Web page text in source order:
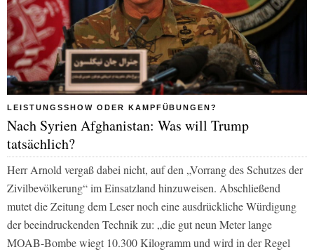
LEISTUNGSSHOW ODER KAMPFÜBUNGEN?
Nach Syrien Afghanistan: Was will Trump
tatsächlich?
Herr Arnold vergaß dabei nicht, auf den „Vorrang des Schutzes der
Zivilbevölkerung“im Einsatzland hinzuweisen. Abschließend
mutet die Zeitung dem Leser noch eine ausdrückliche Würdigung
der beeindruckenden Technik zu: „die gut neun Meter lange
MOAB-Bombe wiegt 10.300 Kilogramm und wird in der Regel